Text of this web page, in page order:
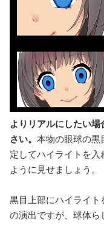
よりリアルにしたい
さい。 本物の眼球の黒
定してハイライトを
ように見せましょう。
黒目上部にハイライ
の演出ですが、球体ら